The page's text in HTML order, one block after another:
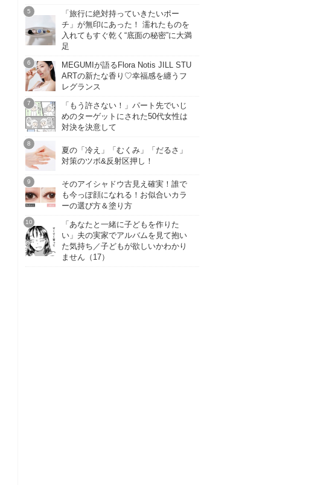
「旅行に絶対持っていきたいポー
チ」が無印にあった！ 濡れたものを
入れてもすぐ乾く“底面の秘密”に大満
足
MEGUMIが語るFlora Notis JILL STU
ARTの新たな香り♡幸福感を纏うフ
レグランス
「もう許さない！」パート先でいじ
めのターゲットにされた50代女性は
対決を決意して
夏の「冷え」「むくみ」「だるさ」
対策のツボ&反射区押し！
そのアイシャドウ古見え確実！誰で
も今っぽ顔になれる！お似合いカラ
ーの選び方＆塗り方
「あなたと一緒に子どもを作りた
い」夫の実家でアルバムを見て抱い
た気持ち／子どもが欲しいかわかり
ません（17）